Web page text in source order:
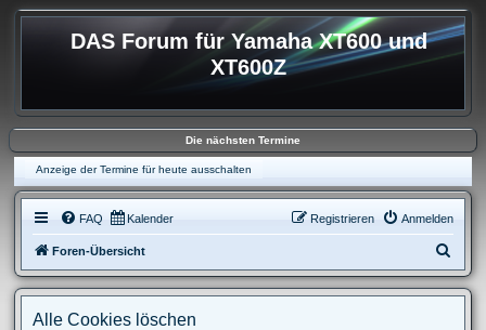
DAS Forum für Yamaha XT600 und
XT600Z
Die nächsten Termine
Anzeige der Termine für heute ausschalten
FAQ Kalender Anmelden
Registrieren
Foren-Übersicht
u
Alle Cookies löschen